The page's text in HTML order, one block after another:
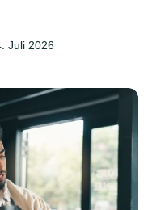
Juli 2026